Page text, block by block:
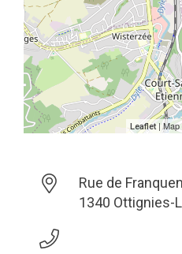
Leaflet |
Rue de
1340 Ottignies-